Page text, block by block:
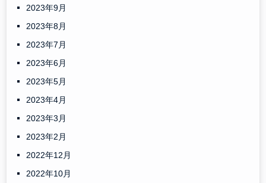
2023年9月
2023年8月
2023年7月
2023年6月
2023年5月
2023年4月
2023年3月
2023年2月
2022年12月
2022年10月